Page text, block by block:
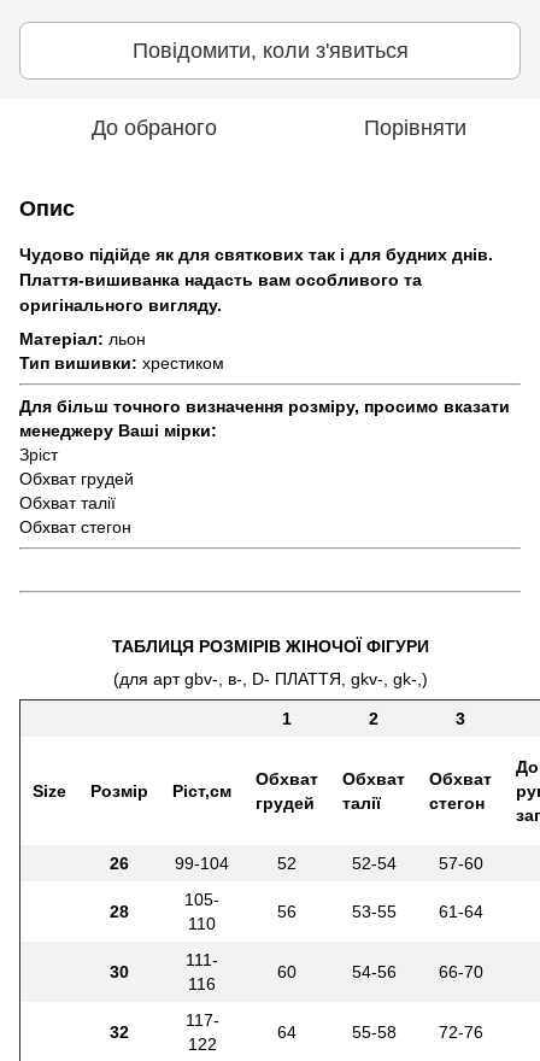
Повідомити, коли з'явиться
До обраного Порівняти
Опис
Чудово підійде як для святкових так і для будних днів.
Плаття-вишиванка надасть вам особливого та
оригінального вигляду.
Матеріал: льон
Тип вишивки: хрестиком
Для більш точного визначення розміру, просимо вказати
менеджеру Ваші мірки:
Зріст
Обхват грудей
Обхват талії
Обхват стегон
ТАБЛИЦЯ РОЗМІРІВ ЖІНОЧОЇ ФІГУРИ
(для арт gbv-, в-, D- ПЛАТТЯ, gkv-, gk-,)
1 2 3
Size Розмір Ріст,см
Обхват
грудей
Обхват
талії
Обхват
стегон
26 99-104 52 52-54 57-60
28
105-
110
56 53-55 61-64
30
111-
116
60 54-56 66-70
32
117-
122
64 55-58 72-76